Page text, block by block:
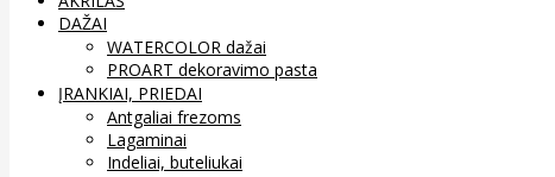
DAŽAI
WATERCOLOR dažai
PROART dekoravimo pasta
ĮRANKIAI, PRIEDAI
Antgaliai frezoms
Lagaminai
Indeliai, buteliukai